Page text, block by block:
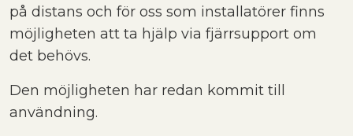
på distans och för oss som installatörer finns
möjligheten att ta hjälp via fjärrsupport om
det behövs.
Den möjligheten har redan kommit till
användning.